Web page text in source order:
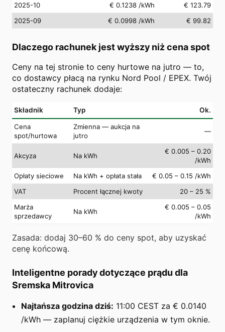
2025-10
€ 0.1238 /kWh
€ 123.79
2025-09
€ 0.0998 /kWh € 99.82
Dlaczego rachunek jest wyższy niż cena spot
Ceny na tej stronie to ceny hurtowe na jutro — to,
co dostawcy płacą na rynku Nord Pool / EPEX. Twój
ostateczny rachunek dodaje:
Składnik Typ Ok.
Cena
spot/hurtowa
Zmienna — aukcja na
jutro
—
Akcyza Na kWh
€ 0.005 – 0.20
/kWh
Opłaty sieciowe
Na kWh + opłata stała
€ 0.05 – 0.15 /kWh
VAT
Procent łącznej kwoty
20 – 25 %
Marża
sprzedawcy
Na kWh
€ 0.005 – 0.05
/kWh
Zasada: dodaj 30–60 % do ceny spot, aby uzyskać
cenę końcową.
Inteligentne porady dotyczące prądu dla
Sremska Mitrovica
Najtańsza godzina dziś: 11:00 CEST za € 0.0140
/kWh — zaplanuj ciężkie urządzenia w tym oknie.